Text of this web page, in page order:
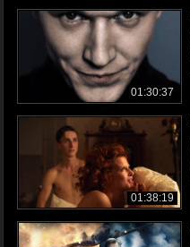
01:30:37
01:38:19